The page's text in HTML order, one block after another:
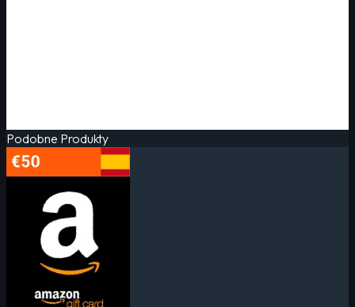
Podobne Produkty